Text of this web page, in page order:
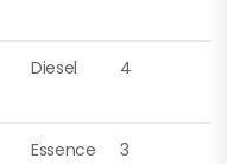
Diesel 4
Essence 3